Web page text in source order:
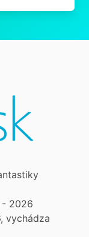
- 2026
vychádza